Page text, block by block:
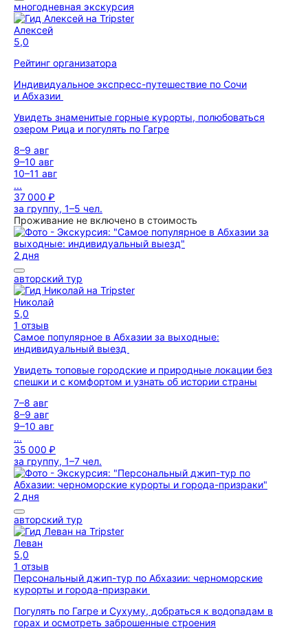
многодневная экскурсия
Алексей
5,0
Рейтинг организатора
Индивидуальное экспресс-путешествие по Сочи
и Абхазии
Увидеть знаменитые горные курорты, полюбоваться
озером Рица и погулять по Гагре
8–9 авг
9–10 авг
10–11 авг
...
37 000 ₽
за группу, 1–5 чел.
Проживание не включено в стоимость
2 дня
авторский тур
Николай
5,0
1 отзыв
Самое популярное в Абхазии за выходные:
индивидуальный выезд
Увидеть топовые городские и природные локации без
спешки и с комфортом и узнать об истории страны
7–8 авг
8–9 авг
9–10 авг
...
35 000 ₽
за группу, 1–7 чел.
2 дня
авторский тур
Леван
5,0
1 отзыв
Персональный джип-тур по Абхазии: черноморские
курорты и города-призраки
Погулять по Гагре и Сухуму, добраться к водопадам в
горах и осмотреть заброшенные строения